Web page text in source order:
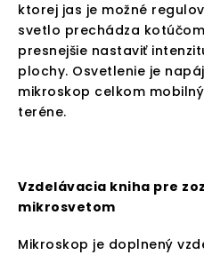
ktorej jas je možné
svetlo prechádza
presnejšie nastaviť
plochy. Osvetlenie je
mikroskop celkom
teréne.
Vzdelávacia kniha pre
mikrosvetom
Mikroskop je doplnený